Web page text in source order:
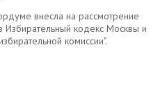
внесла на рассмотрение
Избирательный кодекс Москвы и
комиссии".